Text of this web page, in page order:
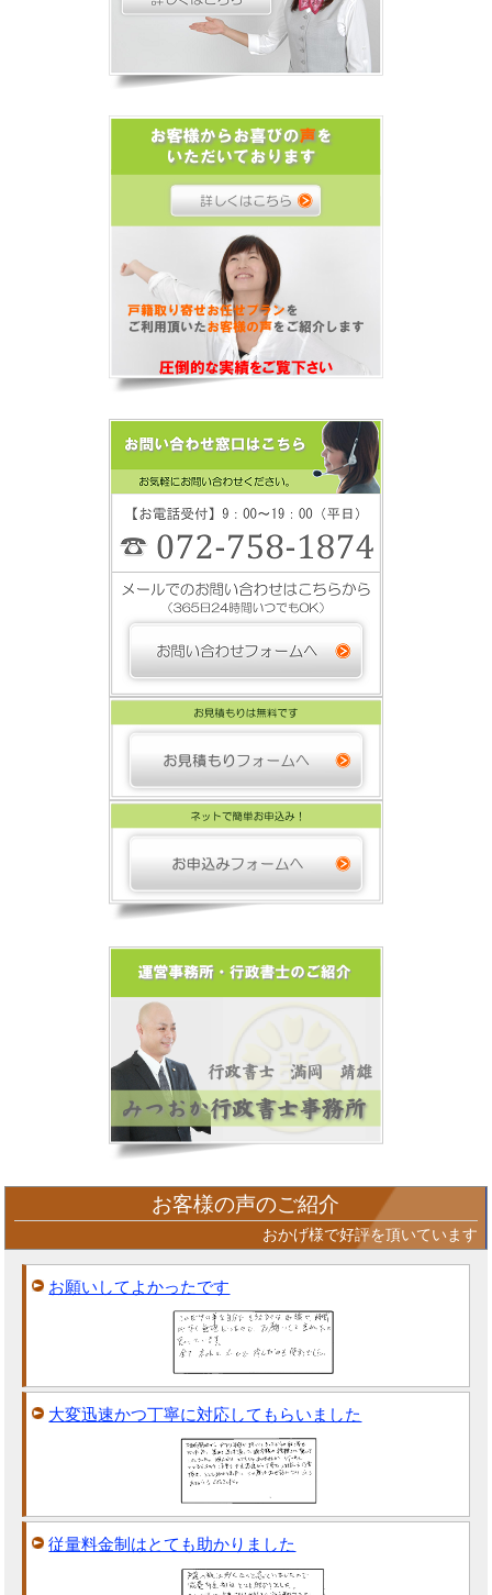
お客様の声のご紹介
おかげ様で好評を頂いています
お願いしてよかったです
大変迅速かつ丁寧に対応してもらいました
従量料金制はとても助かりました